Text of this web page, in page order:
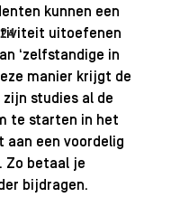
kunnen een
uitoefenen
‘zelfstandige in
manier krijgt de
studies al de
te starten in het
aan een voordelig
Zo betaal je
bijdragen.